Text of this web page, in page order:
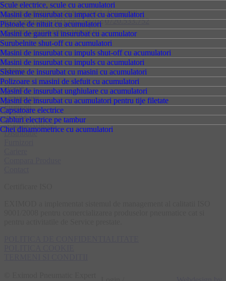
Scule electrice, scule cu acumulatori
Masini de insurubat cu impact cu acumulatori
Pistoale de nituit cu acumulatori
Masini de gaurit si insurubat cu acumulator
Surubelnite shut-off cu acumulatori
Masini de insurubat cu impuls shut-off cu acumulatori
Masini de insurubat cu impuls cu acumulatori
Sisteme de insurubat cu masini cu acumulatori
Polizoare si masini de slefuit cu acumulatori
Masini de insurubat unghiulare cu acumulatori
Masini de insurubat cu acumulatori pentru tije filetate
Capsatoare electrice
Cabluri electrice pe tambur
Chei dinamometrice cu acumulatori
Sos. Chitilei nr. 283, sector 1, Bucuresti
0723.240.649;021.6673.870;0720.533.752
Email: comercial@eximod.ro
Meniu
Home
Despre noi
Promotii
Service
Noutati/Articole
Distributie